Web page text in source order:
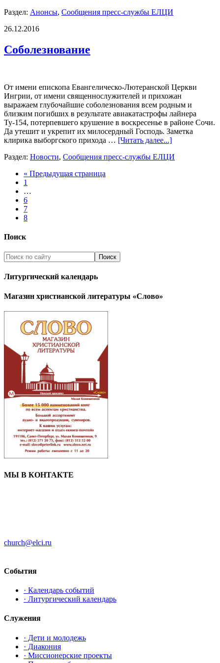
Раздел: Анонсы, Сообщения пресс-службы ЕЛЦИ
26.12.2016
Соболезнование
От имени епископа Евангелическо-Лютеранской Церкви
Ингрии, от имени священнослужителей и прихожан
выражаем глубочайшие соболезнования всем родным и
близким погибших в результате авиакатастрофы лайнера
Ту-154, потерпевшего крушение в воскресенье в районе Сочи.
Да утешит и укрепит их милосердный Господь. Заметка
клирика выборгского прихода … [Читать далее...]
Раздел: Новости, Сообщения пресс-службы ЕЛЦИ
« Предыдущая страница
1
…
6
7
8
Поиск
Литургический календарь
Магазин христианской литературы «Слово»
МЫ В КОНТАКТЕ
church@elci.ru
События
· Календарь событий
· Литургический календарь
Служения
· Дети и молодежь
· Диакония
· Миссионерские проекты